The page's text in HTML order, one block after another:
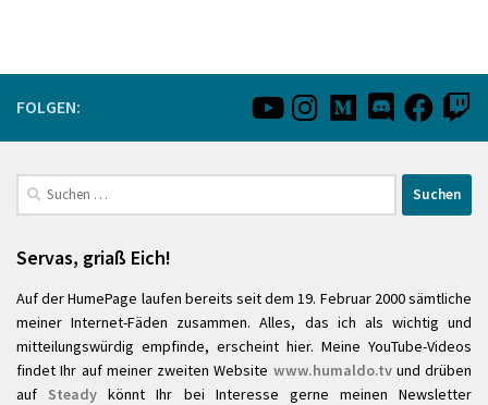
FOLGEN:
Suchen
nach:
Servas, griaß Eich!
Auf der HumePage laufen bereits seit dem 19. Februar 2000 sämtliche
meiner Internet-Fäden zusammen. Alles, das ich als wichtig und
mitteilungswürdig empfinde, erscheint hier. Meine YouTube-Videos
findet Ihr auf meiner zweiten Website www.humaldo.tvund drüben
auf Steady könnt Ihr bei Interesse gerne meinen Newsletter